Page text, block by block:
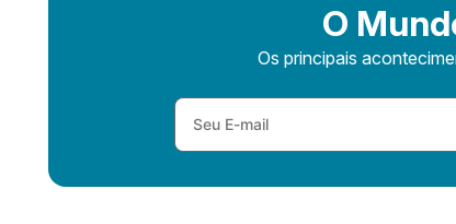
O
Os principais